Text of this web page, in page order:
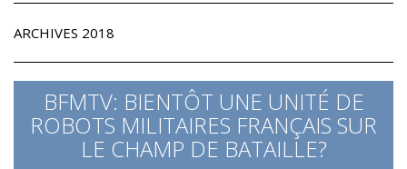
ARCHIVES 2018
BFMTV: BIENTÔT UNE UNITÉ DE
ROBOTS MILITAIRES FRANÇAIS SUR
LE CHAMP DE BATAILLE?